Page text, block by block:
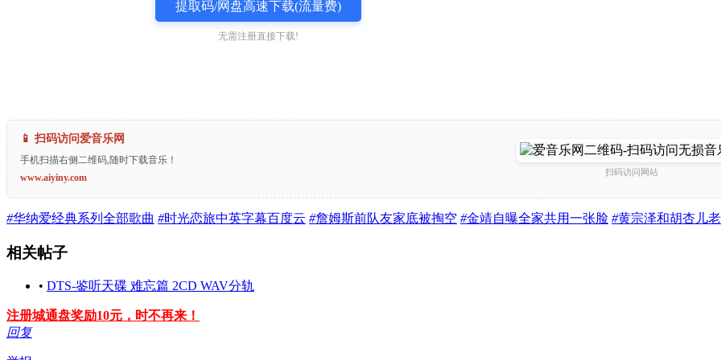
提取码/网盘高速下载(流量费)
无需注册直接下载!
📱 扫码访问爱音乐网
手机扫描右侧二维码,随时下载音乐！
www.aiyiny.com
扫码访问网站
#华纳爱经典系列全部歌曲 #时光恋旅中英字幕百度云 #詹姆斯前队友家底被掏空 #金靖自曝全家共用一张脸 #黄宗泽和胡杏儿
相关帖子
• DTS-鉴听天碟 难忘篇 2CD WAV分轨
注册城通盘奖励10元，时不再来！
回复